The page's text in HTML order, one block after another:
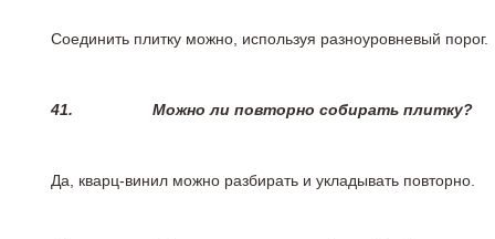
Соединить плитку можно, используя разноуровневый порог.
41. Можно ли повторно собирать плитку?
Да, кварц-винил можно разбирать и укладывать повторно.